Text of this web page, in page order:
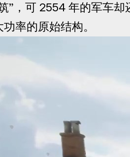
”，可 2554 年的军车
率的原始结构。